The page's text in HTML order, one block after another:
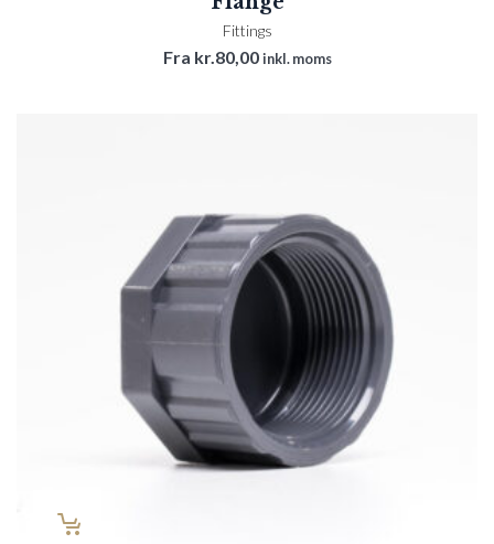
Fittings
Fra kr.80,00 inkl. moms